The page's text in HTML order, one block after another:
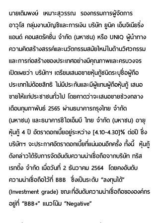
นายเติมพงษ์  เหมาะสุวรรณ  รองกรรมการผู้จัดการ
อาวุโส กลุ่มงานบัญชีและการเงิน บริษัท ยูนิค เอ็นจิเนียริ่ง
แอนด์ คอนสตรัคชั่น จำกัด (มหาชน) หรือ UNIQ ผู้นำทาง
ความคิดสร้างสรรค์และนวัตกรรมสมัยใหม่ในด้านวิศวกรรม
และการก่อสร้างของประเทศอย่างมีคุณภาพและครบวงจร
เปิดเผยว่า บริษัทฯ เตรียมเสนอขายหุ้นกู้ชนิดระบุชื่อผู้ถือ
ประเภทไม่ด้อยสิทธิ ไม่มีประกันและมีผู้แทนผู้ถือหุ้นกู้ เสนอ
ขายให้แก่ประชาชนทั่วไป โดยคาดว่าจะเสนอขายช่วงกลาง
เดือนกุมภาพันธ์ 2565 ผ่านธนาคารกรุงไทย จำกัด
(มหาชน) และธนาคารซีไอเอ็มบี ไทย จำกัด (มหาชน) อายุ
หุ้นกู้ 4 ปี อัตราดอกเบี้ยอยู่ระหว่าง [4.10-4.30]% ต่อปี ซึ่ง
บริษัทฯ จะประกาศอัตราดอกเบี้ยที่แน่นอนอีกครั้ง ทั้งนี้  หุ้นกู้
ดังกล่าวได้รับการจัดอันดับความน่าเชื่อถือจากบริษัท ทริส
เรทติ้ง จำกัด เมื่อวันที่ 2 ธันวาคม 2564  โดยคงอันดับ
ความน่าเชื่อถือไว้ที่ BBB  ซึ่งเป็นระดับ “ลงทุนได้”
(Investment grade) ขณะที่อันดับความน่าเชื่อถือขององค์กร
อยู่ที่ “BBB+” แนวโน้ม “Negative”